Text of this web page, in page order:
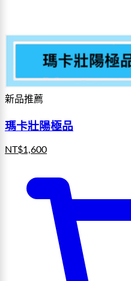
新品推薦
瑪卡壯陽極品
NT$1,600